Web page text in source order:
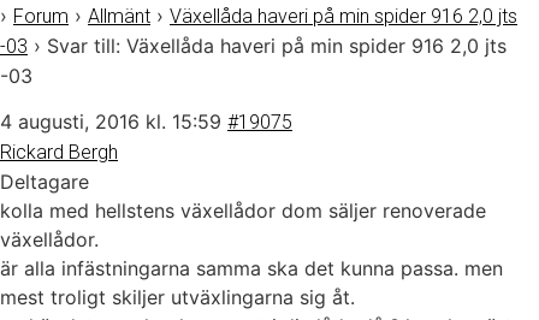
› Forum › Allmänt › Växellåda haveri på min spider 916 2,0 jts
-03 › Svar till: Växellåda haveri på min spider 916 2,0 jts
-03
4 augusti, 2016 kl. 15:59 #19075
Rickard Bergh
Deltagare
kolla med hellstens växellådor dom säljer renoverade
växellådor.
är alla infästningarna samma ska det kunna passa. men
mest troligt skiljer utväxlingarna sig åt.